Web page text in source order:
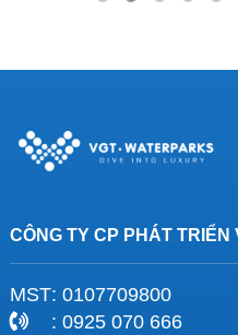
CÔNG TY CP PHÁT TRIỂN
MST: 0107709800
: 0925 070 666